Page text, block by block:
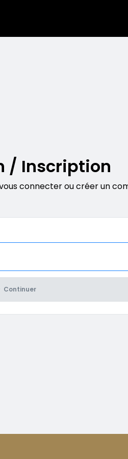
/ Inscription
connecter ou créer un
Continuer